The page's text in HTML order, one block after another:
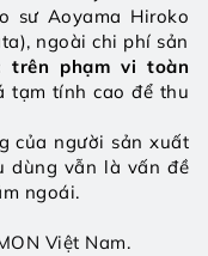
sư Aoyama Hiroko
ngoài chi phí sản
trên phạm vi toàn
tạm tính cao để thu
của người sản xuất
dùng vẫn là vấn đề
ngoái.
Việt Nam.